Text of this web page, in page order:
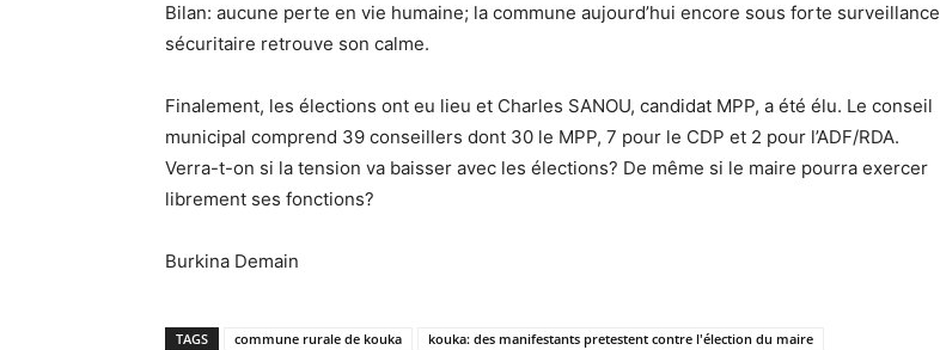
Bilan: aucune perte en vie humaine; la commune aujourd’hui encore sous forte surveillance
sécuritaire retrouve son calme.
Finalement, les élections ont eu lieu et Charles SANOU, candidat MPP, a été élu. Le conseil
municipal comprend 39 conseillers dont 30 le MPP, 7 pour le CDP et 2 pour l’ADF/RDA.
Verra-t-on si la tension va baisser avec les élections? De même si le maire pourra exercer
librement ses fonctions?
Burkina Demain
TAGS commune rurale de kouka kouka: des manifestants pretestent contre l'élection du maire